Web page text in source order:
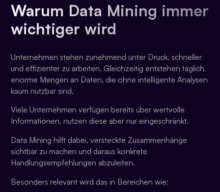
Warum Data Mining immer
wichtiger wird
Unternehmen stehen zunehmend unter Druck, schneller
und effizienter zu arbeiten. Gleichzeitig entstehen täglich
enorme Mengen an Daten, die ohne intelligente Analysen
kaum nutzbar sind.
Viele Unternehmen verfügen bereits über wertvolle
Informationen, nutzen diese aber nur eingeschränkt.
Data Mining hilft dabei, versteckte Zusammenhänge
sichtbar zu machen und daraus konkrete
Handlungsempfehlungen abzuleiten.
Besonders relevant wird das in Bereichen wie: